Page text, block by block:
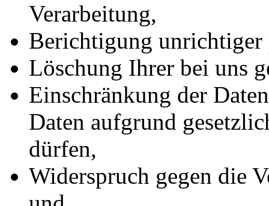
Verarbeitung,
Berichtigung unrichtiger
Löschung Ihrer bei uns
Einschränkung der
Daten aufgrund
dürfen,
Widerspruch gegen die